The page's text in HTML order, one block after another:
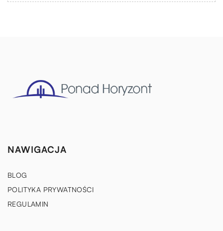
NAWIGACJA
BLOG
POLITYKA PRYWATNOŚCI
REGULAMIN